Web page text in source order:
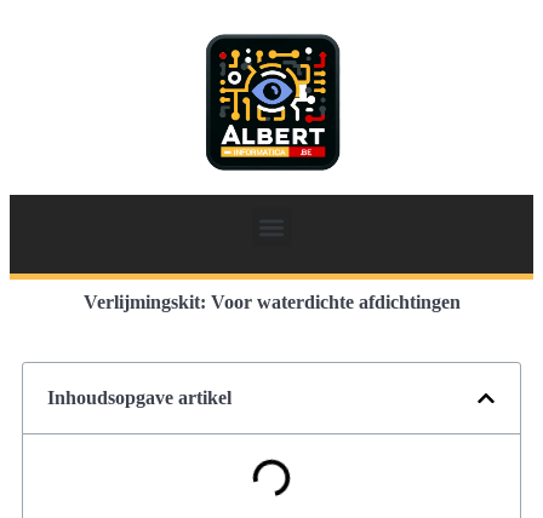
Verlijmingskit: Voor waterdichte afdichtingen
Inhoudsopgave artikel